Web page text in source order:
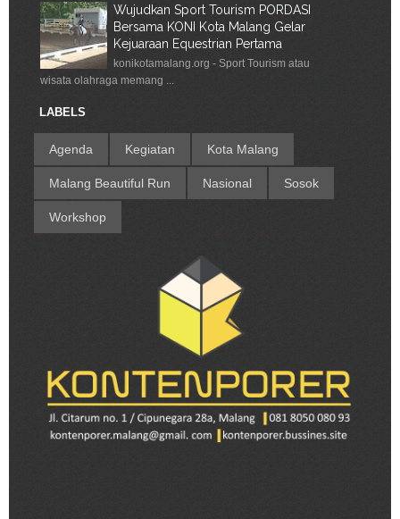
Wujudkan Sport Tourism PORDASI
Bersama KONI Kota Malang Gelar
Kejuaraan Equestrian Pertama
konikotamalang.org - Sport Tourism atau
wisata olahraga memang ...
LABELS
Agenda Kegiatan Kota Malang
Malang Beautiful Run Nasional Sosok
Workshop